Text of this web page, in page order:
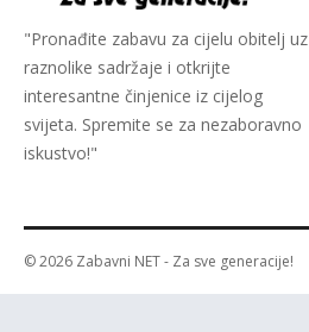
"Pronađite zabavu za cijelu obitelj uz
raznolike sadržaje i otkrijte
interesantne činjenice iz cijelog
svijeta. Spremite se za nezaboravno
iskustvo!"
© 2026 Zabavni NET- Za sve generacije!